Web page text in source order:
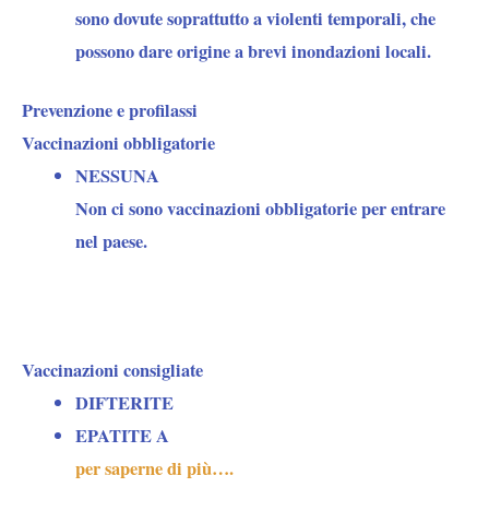
sono dovute soprattutto a violenti temporali, che
possono dare origine a brevi inondazioni locali.
Prevenzione e profilassi
Vaccinazioni obbligatorie
NESSUNA
Non ci sono vaccinazioni obbligatorie per entrare
nel paese.
Vaccinazioni consigliate
DIFTERITE
EPATITE A
per saperne di più….